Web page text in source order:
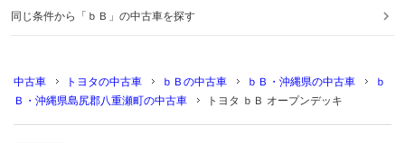
同じ条件から「ｂＢ」の中古車を探す
中古車 トヨタの中古車 ｂＢの中古車 ｂＢ・沖縄県の中古車
ｂ
Ｂ・沖縄県島尻郡八重瀬町の中古車
トヨタ ｂＢ オープンデッキ